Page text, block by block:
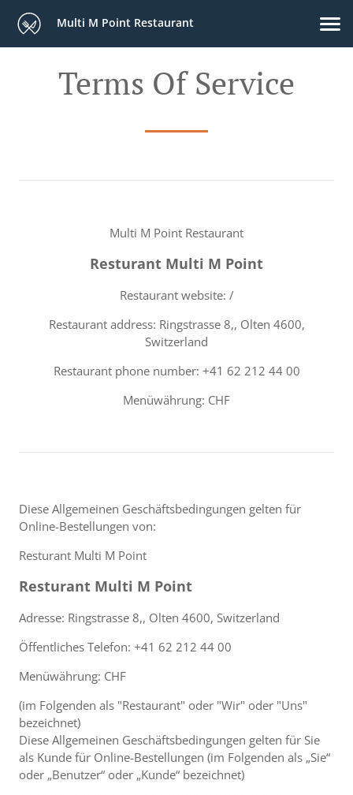
Multi M Point Restaurant
Terms Of Service
Multi M Point Restaurant
Resturant Multi M Point
Restaurant website: /
Restaurant address: Ringstrasse 8,, Olten 4600,
Switzerland
Restaurant phone number: +41 62 212 44 00
Menüwährung: CHF
Diese Allgemeinen Geschäftsbedingungen gelten für
Online-Bestellungen von:
Resturant Multi M Point
Resturant Multi M Point
Adresse: Ringstrasse 8,, Olten 4600, Switzerland
Öffentliches Telefon: +41 62 212 44 00
Menüwährung: CHF
(im Folgenden als "Restaurant" oder "Wir" oder "Uns"
bezeichnet)
Diese Allgemeinen Geschäftsbedingungen gelten für Sie
als Kunde für Online-Bestellungen (im Folgenden als „Sie“
oder „Benutzer“ oder „Kunde“ bezeichnet)